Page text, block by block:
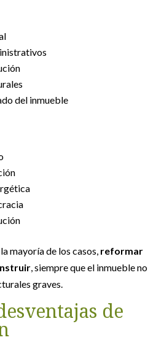
del inmueble
mayoría de los casos, reformar
, siempre que el inmueble no
graves.
de